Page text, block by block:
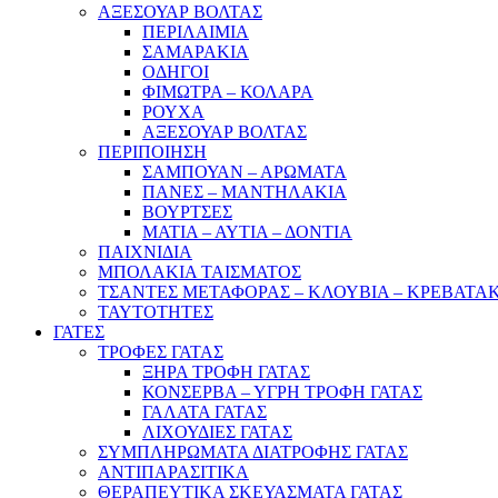
ΑΞΕΣΟΥΑΡ ΒΟΛΤΑΣ
ΠΕΡΙΛΑΙΜΙΑ
ΣΑΜΑΡΑΚΙΑ
ΟΔΗΓΟΙ
ΦΙΜΩΤΡΑ – ΚΟΛΑΡΑ
ΡΟΥΧΑ
ΑΞΕΣΟΥΑΡ ΒΟΛΤΑΣ
ΠΕΡΙΠΟΙΗΣΗ
ΣΑΜΠΟΥΑΝ – ΑΡΩΜΑΤΑ
ΠΑΝΕΣ – ΜΑΝΤΗΛΑΚΙΑ
ΒΟΥΡΤΣΕΣ
ΜΑΤΙΑ – ΑΥΤΙΑ – ΔΟΝΤΙΑ
ΠΑΙΧΝΙΔΙΑ
ΜΠΟΛΑΚΙΑ ΤΑΙΣΜΑΤΟΣ
ΤΣΑΝΤΕΣ ΜΕΤΑΦΟΡΑΣ – ΚΛΟΥΒΙΑ –
ΤΑΥΤΟΤΗΤΕΣ
ΓΑΤΕΣ
ΤΡΟΦΕΣ ΓΑΤΑΣ
ΞΗΡΑ ΤΡΟΦΗ ΓΑΤΑΣ
ΚΟΝΣΕΡΒΑ – ΥΓΡΗ ΤΡΟΦΗ ΓΑΤΑΣ
ΓΑΛΑΤΑ ΓΑΤΑΣ
ΛΙΧΟΥΔΙΕΣ ΓΑΤΑΣ
ΣΥΜΠΛΗΡΩΜΑΤΑ ΔΙΑΤΡΟΦΗΣ ΓΑΤΑΣ
ΑΝΤΙΠΑΡΑΣΙΤΙΚΑ
ΘΕΡΑΠΕΥΤΙΚΑ ΣΚΕΥΑΣΜΑΤΑ ΓΑΤΑΣ